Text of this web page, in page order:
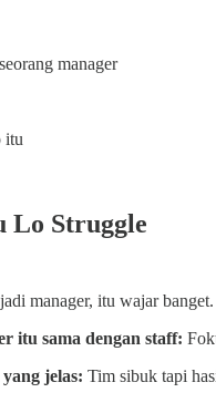
manager
itu
Lo Struggle
manager, itu wajar
itu sama dengan staff:
jelas: Tim sibuk tapi